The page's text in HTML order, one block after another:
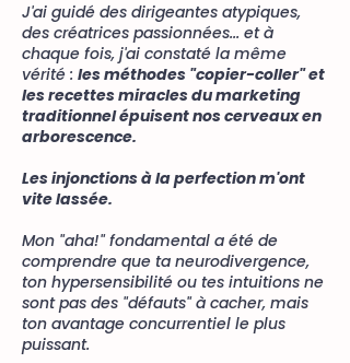
J'ai guidé des dirigeantes atypiques,
des créatrices passionnées... et à
chaque fois, j'ai constaté la même
vérité : les méthodes "copier-coller" et
les recettes miracles du marketing
traditionnel épuisent nos cerveaux en
arborescence.
Les injonctions à la perfection m'ont
vite lassée.
Mon "aha!" fondamental a été de
comprendre que ta neurodivergence,
ton hypersensibilité ou tes intuitions ne
sont pas des "défauts" à cacher, mais
ton avantage concurrentiel le plus
puissant.